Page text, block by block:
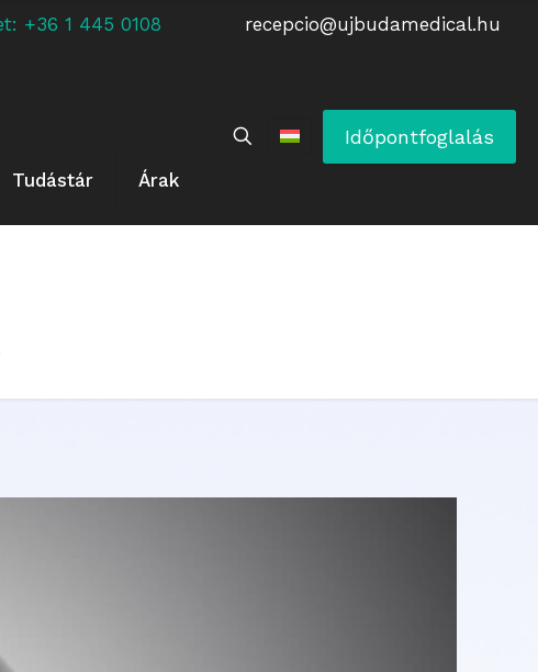
+36 1 445 0108 recepcio@ujbudamedical.hu
Tudástár Árak
Időpontfoglalás